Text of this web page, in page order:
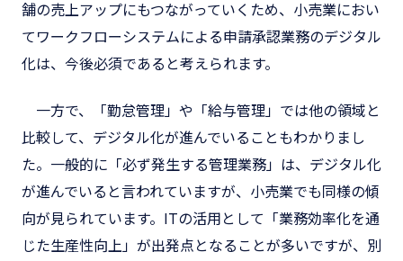
舗の売上アップにもつながっていくため、小売業におい
てワークフローシステムによる申請承認業務のデジタル
化は、今後必須であると考えられます。
一方で、「勤怠管理」や「給与管理」では他の領域と
比較して、デジタル化が進んでいることもわかりまし
た。一般的に「必ず発生する管理業務」は、デジタル化
が進んでいると言われていますが、小売業でも同様の傾
向が見られています。ITの活用として「業務効率化を通
じた生産性向上」が出発点となることが多いですが、別